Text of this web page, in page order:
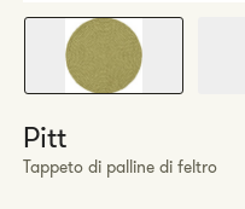
Pitt
Tappeto di palline di feltro